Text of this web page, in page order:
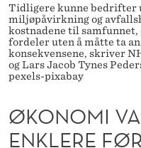
V
A
R
A
N
Y
T
Tidligere kunne bedrifter
miljøpåvirkning og
kostnadene til
fordeler uten å måtte ta
konsekvensene, skriver
og Lars Jacob Tynes
pexels-pixabay
ØKONOMI
ENKLERE FØR